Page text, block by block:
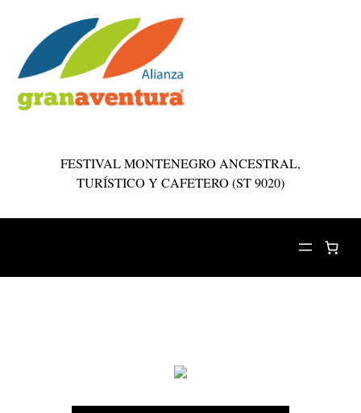
FESTIVAL MONTENEGRO ANCESTRAL,
TURÍSTICO Y CAFETERO (ST 9020)